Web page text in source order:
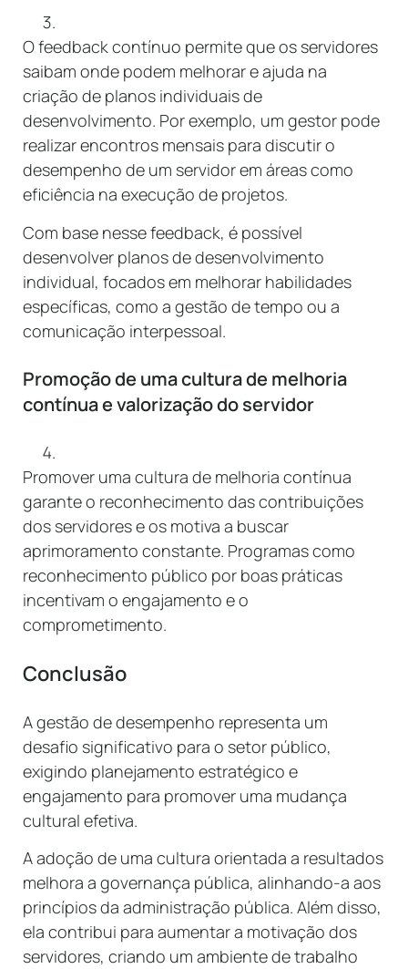
O feedback contínuo permite que os servidores
saibam onde podem melhorar e ajuda na
criação de planos individuais de
desenvolvimento. Por exemplo, um gestor pode
realizar encontros mensais para discutir o
desempenho de um servidor em áreas como
eficiência na execução de projetos.
Com base nesse feedback, é possível
desenvolver planos de desenvolvimento
individual, focados em melhorar habilidades
específicas, como a gestão de tempo ou a
comunicação interpessoal.
Promoção de uma cultura de melhoria
contínua e valorização do servidor
Promover uma cultura de melhoria contínua
garante o reconhecimento das contribuições
dos servidores e os motiva a buscar
aprimoramento constante. Programas como
reconhecimento público por boas práticas
incentivam o engajamento e o
comprometimento.
Conclusão
A gestão de desempenho representa um
desafio significativo para o setor público,
exigindo planejamento estratégico e
engajamento para promover uma mudança
cultural efetiva.
A adoção de uma cultura orientada a resultados
melhora a governança pública, alinhando-a aos
princípios da administração pública. Além disso,
ela contribui para aumentar a motivação dos
servidores, criando um ambiente de trabalho